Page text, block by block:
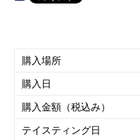
購入場所
購入日
購入金額（税込み）
テイスティング日